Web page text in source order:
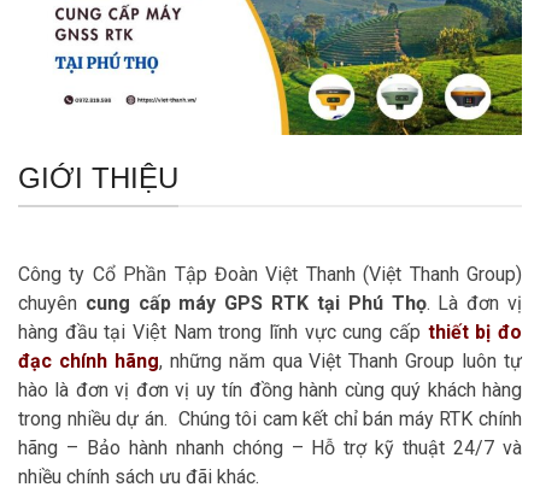
GIỚI THIỆU
Công ty Cổ Phần Tập Đoàn Việt Thanh (Việt Thanh Group)
chuyên cung cấp máy GPS RTK tại Phú Thọ. Là đơn vị
hàng đầu tại Việt Nam trong lĩnh vực cung cấp thiết bị đo
đạc chính hãng, những năm qua Việt Thanh Group luôn tự
hào là đơn vị đơn vị uy tín đồng hành cùng quý khách hàng
trong nhiều dự án. Chúng tôi cam kết chỉ bán máy RTK chính
hãng – Bảo hành nhanh chóng – Hỗ trợ kỹ thuật 24/7 và
nhiều chính sách ưu đãi khác.